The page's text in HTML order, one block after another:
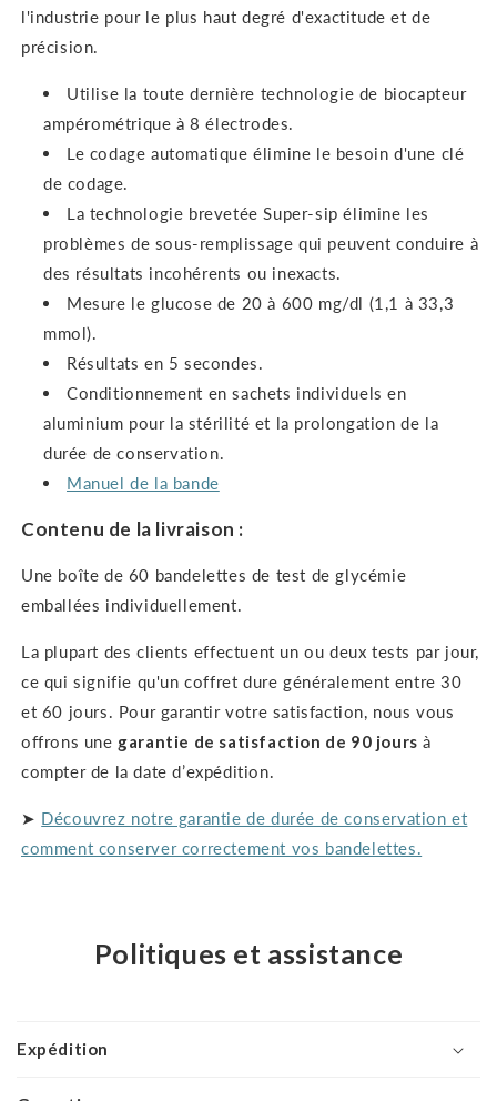
l'industrie pour le plus haut degré d'exactitude et de
précision.
Utilise la toute dernière technologie de biocapteur
ampérométrique à 8 électrodes.
Le codage automatique élimine le besoin d'une clé
de codage.
La technologie brevetée Super-sip élimine les
problèmes de sous-remplissage qui peuvent conduire à
des résultats incohérents ou inexacts.
Mesure le glucose de 20 à 600 mg/dl (1,1 à 33,3
mmol).
Résultats en 5 secondes.
Conditionnement en sachets individuels en
aluminium pour la stérilité et la prolongation de la
durée de conservation.
Manuel de la bande
Contenu de la livraison :
Une boîte de 60 bandelettes de test de glycémie
emballées individuellement.
La plupart des clients effectuent un ou deux tests par jour,
ce qui signifie qu'un coffret dure généralement entre 30
et 60 jours. Pour garantir votre satisfaction, nous vous
offrons une garantie de satisfaction de 90 jours à
compter de la date d’expédition.
➤ Découvrez notre garantie de durée de conservation et
comment conserver correctement vos bandelettes.
Politiques et assistance
Expédition